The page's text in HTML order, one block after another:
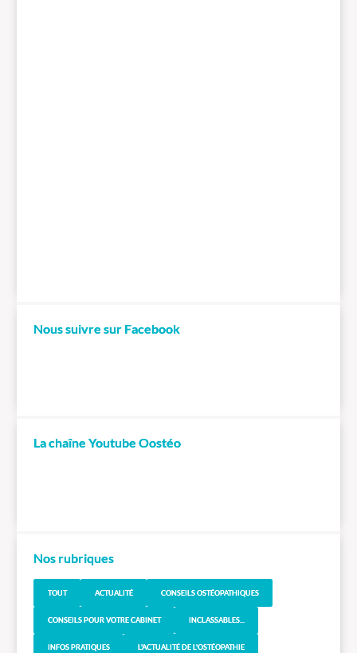
Nous suivre sur Facebook
La chaîne Youtube Oostéo
Nos rubriques
TOUT ACTUALITÉ CONSEILS OSTÉOPATHIQUES
CONSEILS POUR VOTRE CABINET INCLASSABLES...
INFOS PRATIQUES L'ACTUALITÉ DE L'OSTÉOPATHIE